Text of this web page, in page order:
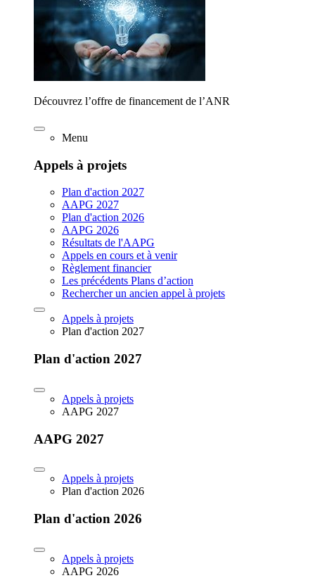
Découvrez l’offre de financement de l’ANR
Menu
Appels à projets
Plan d'action 2027
AAPG 2027
Plan d'action 2026
AAPG 2026
Résultats de l'AAPG
Appels en cours et à venir
Règlement financier
Les précédents Plans d’action
Rechercher un ancien appel à projets
Appels à projets
Plan d'action 2027
Plan d'action 2027
Appels à projets
AAPG 2027
AAPG 2027
Appels à projets
Plan d'action 2026
Plan d'action 2026
Appels à projets
AAPG 2026